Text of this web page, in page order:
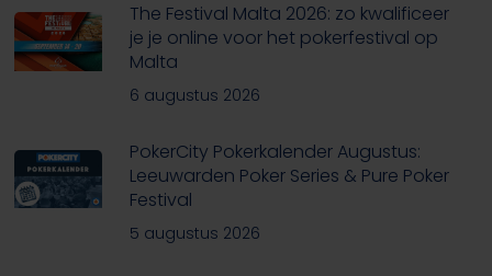
The Festival Malta 2026: zo kwalificeer
je je online voor het pokerfestival op
Malta
6 augustus 2026
PokerCity Pokerkalender Augustus:
Leeuwarden Poker Series & Pure Poker
Festival
5 augustus 2026